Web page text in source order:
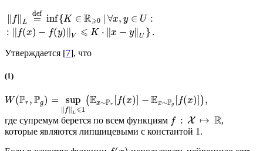
∥ f∥ L =
def inf{K ∈ R⩾0 | ∀x, y ∈ U :
:
f(x) − f(y) ∥V ⩽ K ⋅ ∥x − y∥ U } .
Утверждается [7], что
(1)
W(Pr , Pg) = sup
f∥ L ⩽1
(Ex∼Pr f(x) − Ex∼Pg f(x) ),
где супремум берется по всем функциям f : X ↦ R,
которые являются липшицевыми с константой 1.